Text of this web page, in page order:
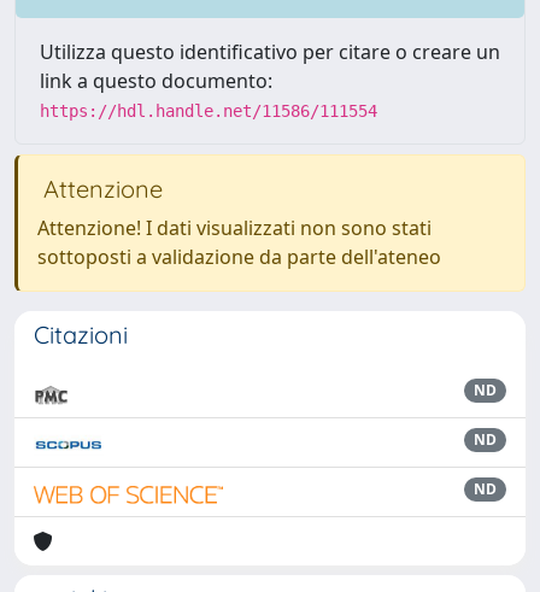
Utilizza questo identificativo per citare o creare un
link a questo documento:
https://hdl.handle.net/11586/111554
Attenzione
Attenzione! I dati visualizzati non sono stati
sottoposti a validazione da parte dell'ateneo
Citazioni
ND
ND
ND